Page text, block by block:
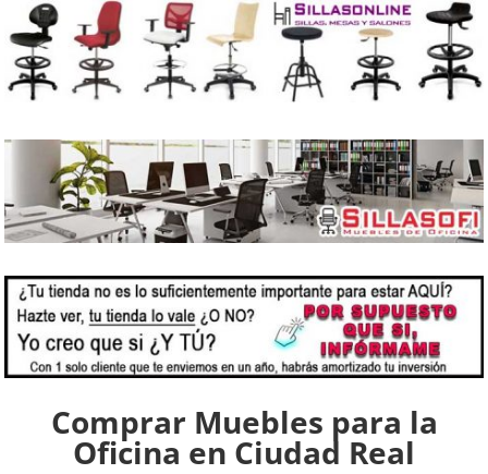
Comprar Muebles para la
Oficina en Ciudad Real